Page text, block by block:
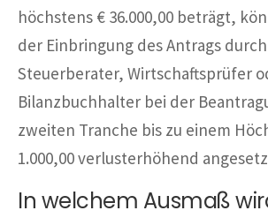
höchstens € 36.000,00 beträgt,
der Einbringung des Antrags
Steuerberater, Wirtschaftsprüfer
Bilanzbuchhalter bei der
zweiten Tranche bis zu einem
1.000,00 verlusterhöhend
In welchem Ausmaß